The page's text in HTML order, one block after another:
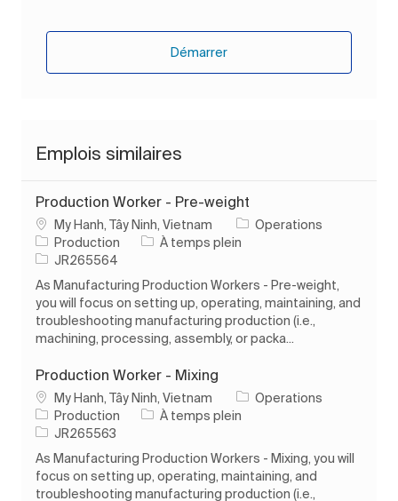
Démarrer
Emplois similaires
Production Worker - Pre-weight
Emplacement
My Hanh, Tây Ninh, Vietnam
Operations
Catégorie
Production Type d’emploi
À temps plein
ID de l’emploi
JR265564
As Manufacturing Production Workers - Pre-weight,
you will focus on setting up, operating, maintaining, and
troubleshooting manufacturing production (i.e.,
machining, processing, assembly, or packa...
Production Worker - Mixing
Emplacement
My Hanh, Tây Ninh, Vietnam
Operations
Catégorie
Production Type d’emploi
À temps plein
ID de l’emploi
JR265563
As Manufacturing Production Workers - Mixing, you will
focus on setting up, operating, maintaining, and
troubleshooting manufacturing production (i.e.,